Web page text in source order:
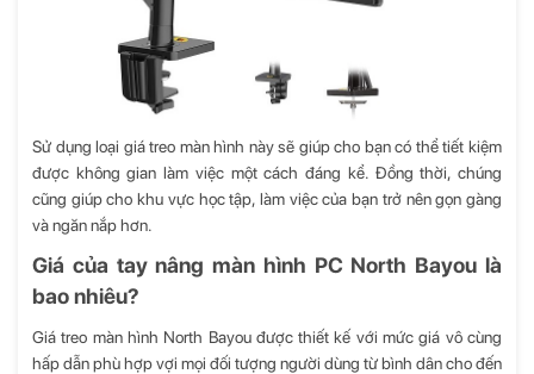
Sử dụng loại giá treo màn hình này sẽ giúp cho bạn có thể tiết kiệm
được không gian làm việc một cách đáng kể. Đồng thời, chúng
cũng giúp cho khu vực học tập, làm việc của bạn trở nên gọn gàng
và ngăn nắp hơn.
Giá của tay nâng màn hình PC North Bayou là
bao nhiêu?
Giá treo màn hình North Bayou được thiết kế với mức giá vô cùng
hấp dẫn phù hợp vợi mọi đối tượng người dùng từ bình dân cho đến